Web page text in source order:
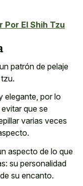
El Shih Tzu
patrón de pelaje
elegante, por lo
que se
varias veces
aspecto de lo que
su personalidad
su encanto.